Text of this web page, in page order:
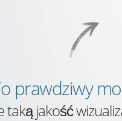
prawdziwy
taką jakość